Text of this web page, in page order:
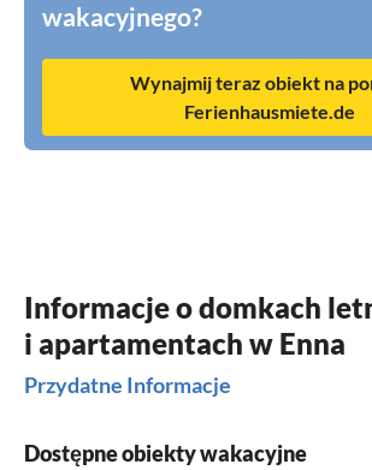
wakacyjnego?
Wynajmij teraz obiekt na
Ferienhausmiete.de
Informacje o domkach
i apartamentach w Enna
Przydatne Informacje
Dostępne obiekty wakacyjne